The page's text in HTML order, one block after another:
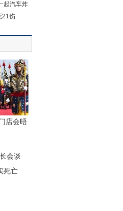
起汽车炸
21伤